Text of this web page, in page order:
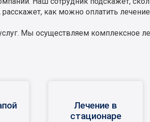
как можно оплатить лечение
Мы осуществляем комплексное
Лечение в
стационаре